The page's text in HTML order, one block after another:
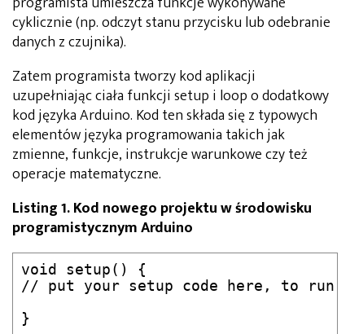
cyklicznie (np. odczyt stanu przycisku lub odebranie
danych z czujnika).
Zatem programista tworzy kod aplikacji
uzupełniając ciała funkcji setup i loop o dodatkowy
kod języka Arduino. Kod ten składa się z typowych
elementów języka programowania takich jak
zmienne, funkcje, instrukcje warunkowe czy też
operacje matematyczne.
Listing 1. Kod nowego projektu w środowisku
programistycznym Arduino
void setup() {
// put your setup code here, to run
}